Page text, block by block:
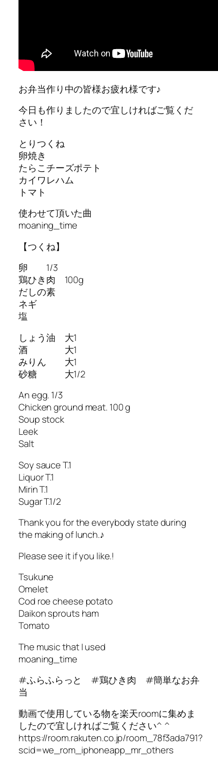
お弁当作り中の皆様お疲れ様です♪
今日も作りましたので宜しければご覧くだ
さい！
とりつくね
卵焼き
たらこチーズポテト
カイワレハム
トマト
使わせて頂いた曲
moaning_time
【つくね】
卵 1/3
鶏ひき肉 100g
だしの素
ネギ
塩
しょう油 大1
酒 大1
みりん 大1
砂糖 大1/2
An egg. 1/3
Chicken ground meat. 100 g
Soup stock
Leek
Salt
Soy sauce T.1
Liquor T.1
Mirin T.1
Sugar T.1/2
Thank you for the everybody state during
the making of lunch.♪
Please see it if you like.!
Tsukune
Omelet
Cod roe cheese potato
Daikon sprouts ham
Tomato
The music that I used
moaning_time
#ふらふらっと #鶏ひき肉 #簡単なお弁
当
動画で使用している物を楽天roomに集めま
したので宜しければご覧ください^ ^
https://room.rakuten.co.jp/room_78f3ada791?
scid=we_rom_iphoneapp_mr_others